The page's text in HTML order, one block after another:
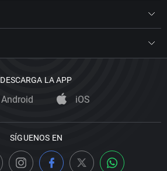
DESCARGA LA APP
Android iOS
SÍGUENOS EN